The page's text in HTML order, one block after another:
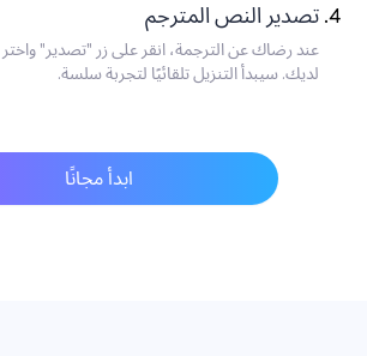
تصدير النص المترجم
عند رضاك عن الترجمة، انقر على زر "تصدير"
لديك. سيبدأ التنزيل تلقائيًا لتجربة سلسة.
ابدأ مجانًا